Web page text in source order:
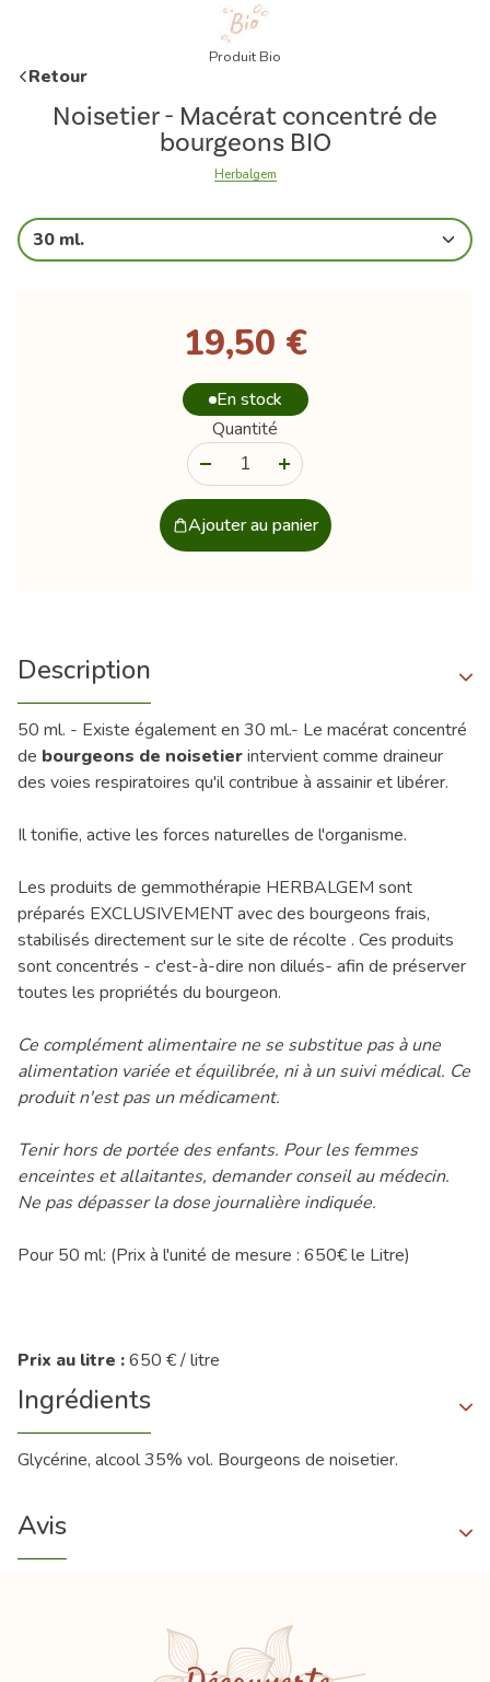
Produit Bio
Retour
Noisetier - Macérat concentré de
bourgeons BIO
Herbalgem
30 ml.
19,50 €
En stock
Quantité
Ajouter au panier
Description
50 ml. - Existe également en 30 ml.- Le macérat concentré
de bourgeons de noisetierintervient comme draineur
des voies respiratoires qu'il contribue à assainir et libérer.
Il tonifie, active les forces naturelles de l'organisme.
Les produits de gemmothérapie HERBALGEM sont
préparés EXCLUSIVEMENT avec des bourgeons frais,
stabilisés directement sur le site de récolte . Ces produits
sont concentrés - c'est-à-dire non dilués- afin de préserver
toutes les propriétés du bourgeon.
Ce complément alimentaire ne se substitue pas à une
alimentation variée et équilibrée, ni à un suivi médical. Ce
produit n'est pas un médicament.
Tenir hors de portée des enfants. Pour les femmes
enceintes et allaitantes, demander conseil au médecin.
Ne pas dépasser la dose journalière indiquée.
Pour 50 ml: (Prix à l'unité de mesure : 650€ le Litre)
Prix au litre :650 € / litre
Ingrédients
Glycérine, alcool 35% vol. Bourgeons de noisetier.
Avis